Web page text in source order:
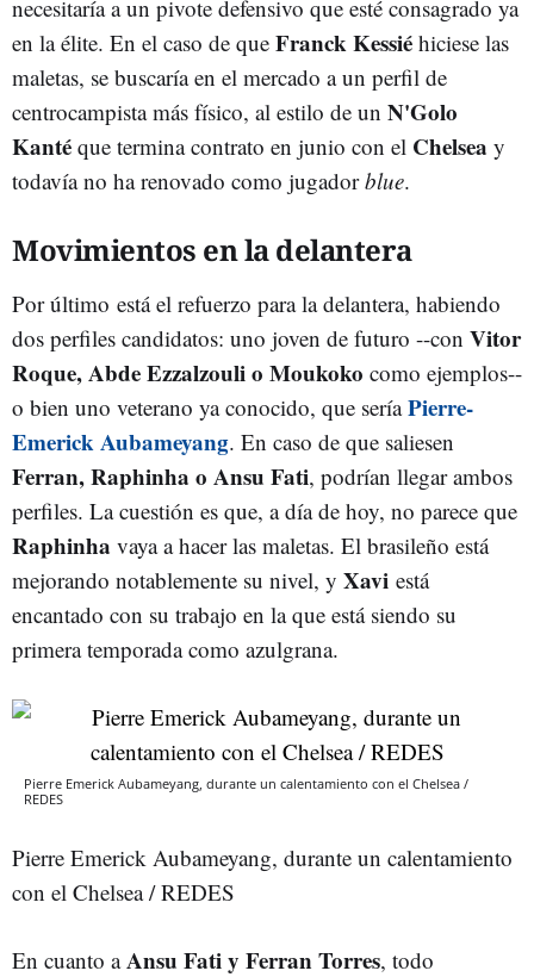
necesitaría a un pivote defensivo que esté consagrado ya
en la élite. En el caso de que Franck Kessié hiciese las
maletas, se buscaría en el mercado a un perfil de
centrocampista más físico, al estilo de un N'Golo
Kanté que termina contrato en junio con el Chelsea y
todavía no ha renovado como jugadorblue.
Movimientos en la delantera
Por último está el refuerzo para la delantera, habiendo
dos perfiles candidatos: uno joven de futuro --con Vitor
Roque, Abde Ezzalzouli o Moukoko como ejemplos--
o bien uno veterano ya conocido, que seríaPierre-
Emerick Aubameyang. En caso de que saliesen
Ferran, Raphinha o Ansu Fati, podrían llegar ambos
perfiles. La cuestión es que, a día de hoy, no parece que
Raphinha vaya a hacer las maletas. El brasileño está
mejorando notablemente su nivel, y Xavi está
encantado con su trabajo en la que está siendo su
primera temporada como azulgrana.
Pierre Emerick Aubameyang, durante un calentamiento con el Chelsea /
REDES
Pierre Emerick Aubameyang, durante un calentamiento
con el Chelsea / REDES
En cuanto aAnsu Fati y Ferran Torres, todo